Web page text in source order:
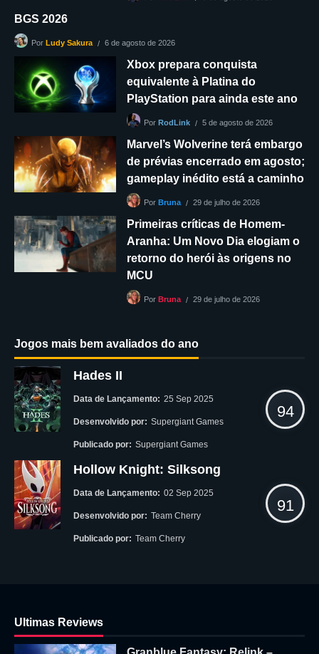
BGS 2026
Por Ludy Sakura 6 de agosto de 2026
Xbox prepara conquista
equivalente à Platina do
PlayStation para ainda este ano
Por RodLink 5 de agosto de 2026
Marvel’s Wolverine terá embargo
de prévias encerrado em agosto;
gameplay inédito está a caminho
Por Bruna 29 de julho de 2026
Primeiras críticas de Homem-
Aranha: Um Novo Dia elogiam o
retorno do herói às origens no
MCU
Por Bruna 29 de julho de 2026
Jogos mais bem avaliados do ano
Hades II
Data de Lançamento: 25 Sep 2025
Desenvolvido por: Supergiant Games
Publicado por: Supergiant Games
94
Hollow Knight: Silksong
Data de Lançamento: 02 Sep 2025
Desenvolvido por: Team Cherry
Publicado por: Team Cherry
91
Ultimas Reviews